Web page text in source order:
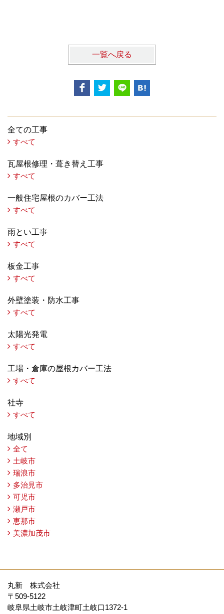
一覧へ戻る
全ての工事
すべて
瓦屋根修理・葺き替え工事
すべて
一般住宅屋根のカバー工法
すべて
雨とい工事
すべて
板金工事
すべて
外壁塗装・防水工事
すべて
太陽光発電
すべて
工場・倉庫の屋根カバー工法
すべて
社寺
すべて
地域別
全て
土岐市
瑞浪市
多治見市
可児市
瀬戸市
恵那市
美濃加茂市
丸新 株式会社
〒509-5122
岐阜県土岐市土岐津町土岐口1372-1